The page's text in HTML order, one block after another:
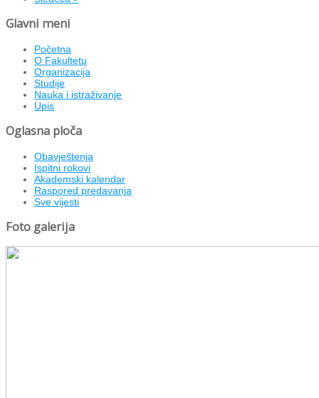
Glavni meni
Početna
O Fakultetu
Organizacija
Studije
Nauka i istraživanje
Upis
Oglasna ploča
Obavještenja
Ispitni rokovi
Akademski kalendar
Raspored predavanja
Sve vijesti
Foto galerija